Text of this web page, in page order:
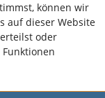
können wir
auf dieser Website
oder